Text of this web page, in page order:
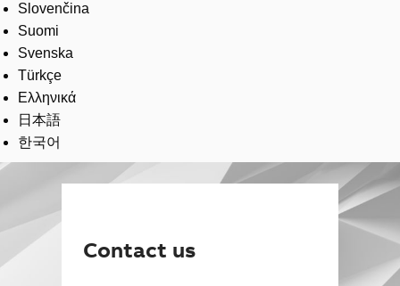
Slovenčina
Suomi
Svenska
Türkçe
Ελληνικά
日本語
한국어
Contact us